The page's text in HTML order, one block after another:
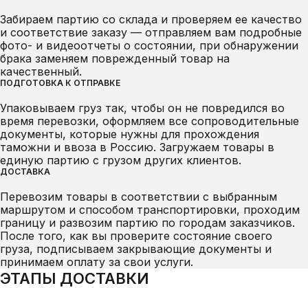
Забираем партию со склада и проверяем ее качество
и соответствие заказу — отправляем вам подробные
фото- и видеоотчеты о состоянии, при обнаружении
брака заменяем поврежденный товар на
качественный.
ПОДГОТОВКА К ОТПРАВКЕ
Упаковываем груз так, чтобы он не повредился во
время перевозки, оформляем все сопроводительные
документы, которые нужны для прохождения
таможни и ввоза в Россию. Загружаем товары в
единую партию с грузом других клиентов.
ДОСТАВКА
Перевозим товары в соответствии с выбранным
маршрутом и способом транспортировки, проходим
границу и развозим партию по городам заказчиков.
После того, как вы проверите состояние своего
груза, подписываем закрывающие документы и
принимаем оплату за свои услуги.
ЭТАПЫ ДОСТАВКИ